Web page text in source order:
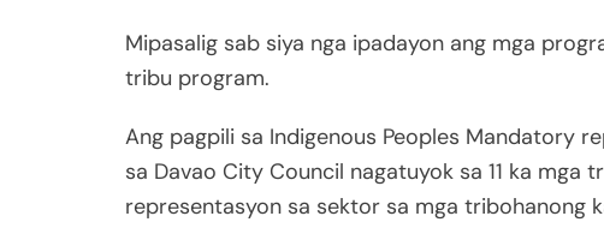
Mipasalig sab siya nga ipadayon ang mga
tribu program.
Ang pagpili sa Indigenous Peoples Mandatory
sa Davao City Council nagatuyok sa 11 ka mga
representasyon sa sektor sa mga tribohanong